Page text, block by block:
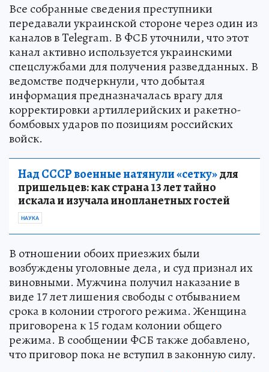
Все собранные сведения преступники
передавали украинской стороне через один из
каналов в Telegram. В ФСБ уточнили, что этот
канал активно используется украинскими
спецслужбами для получения разведданных. В
ведомстве подчеркнули, что добытая
информация предназначалась врагу для
корректировки артиллерийских и ракетно-
бомбовых ударов по позициям российских
войск.
Над СССР военные натянули «сетку»для
пришельцев: как страна 13 лет тайно
искала и изучала инопланетных гостей
НАУКА
В отношении обоих приезжих были
возбуждены уголовные дела, и суд признал их
виновными. Мужчина получил наказание в
виде 17 лет лишения свободы с отбыванием
срока в колонии строгого режима. Женщина
приговорена к 15 годам колонии общего
режима. В сообщении ФСБ также добавлено,
что приговор пока не вступил в законную силу.